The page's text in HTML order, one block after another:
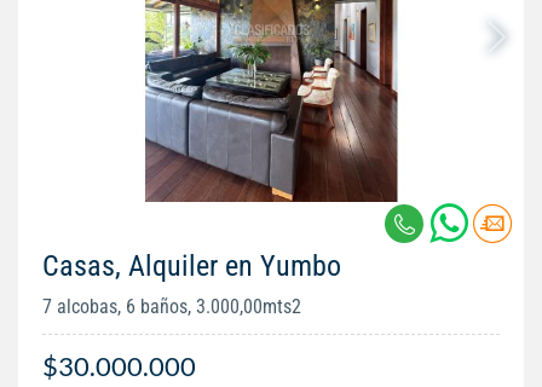
Casas, Alquiler en Yumbo
7 alcobas, 6 baños, 3.000,00mts2
$30.000.000